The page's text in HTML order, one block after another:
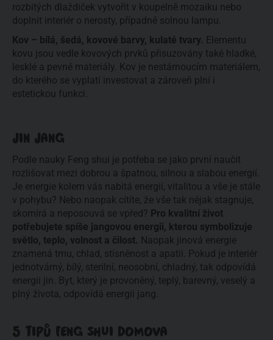
rozbitých dlaždiček vytvořit v koupelně mozaiku nebo
doplnit interiér o nerosty, případně solnou lampu.
Kov – bílá, šedá, kovové barvy, kulaté tvary. Elementu
kovu jsou vedle kovových prvků přisuzovány také hladké,
lesklé a pevné materiály. Kov je nestárnoucím materiálem,
do kterého se vyplatí investovat a zároveň plní i
estetickou funkci.
JIN JANG
Podle nauky Feng shui je potřeba se jako první naučit
rozlišovat mezi dobrou a špatnou, silnou a slabou energií.
Je energie kolem vás nabitá energií, vitalitou a vše je stále
v pohybu? Nebo naopak cítíte, že vše tak nějak stagnuje,
skomírá a neposouvá se vpřed? Pro kvalitní život
potřebujete spíše jangovou energii, kterou symbolizuje
světlo, teplo, volnost a čilost. Naopak jinová energie
znamená tmu, chlad, stísněnost a apatii. Pokud je interiér
jednotvárný, bílý, sterilní, neosobní, chladný, tak odpovídá
energii jin. Byt, který je provoněný, teplý, barevný, veselý a
plný života, odpovídá energii jang.
5 TIPŮ FENG SHUI DOMOVA